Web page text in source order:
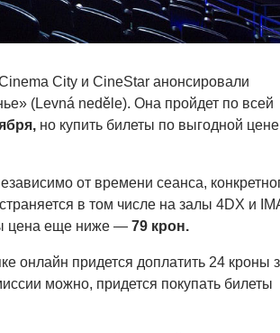
City и CineStar анонсировали
(Levná neděle). Она пройдет по всей
но купить билеты по выгодной цене
от времени сеанса,
в том числе на залы 4DX и
цена еще ниже — 79 крон.
онлайн придется доплатить 24 кроны
можно, придется покупать билеты